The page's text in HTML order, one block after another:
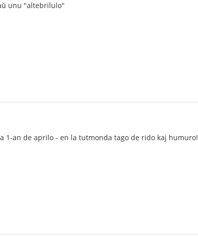
unu "altebrilulo"
1-an de aprilo - en la tutmonda tago de rido kaj humuro!